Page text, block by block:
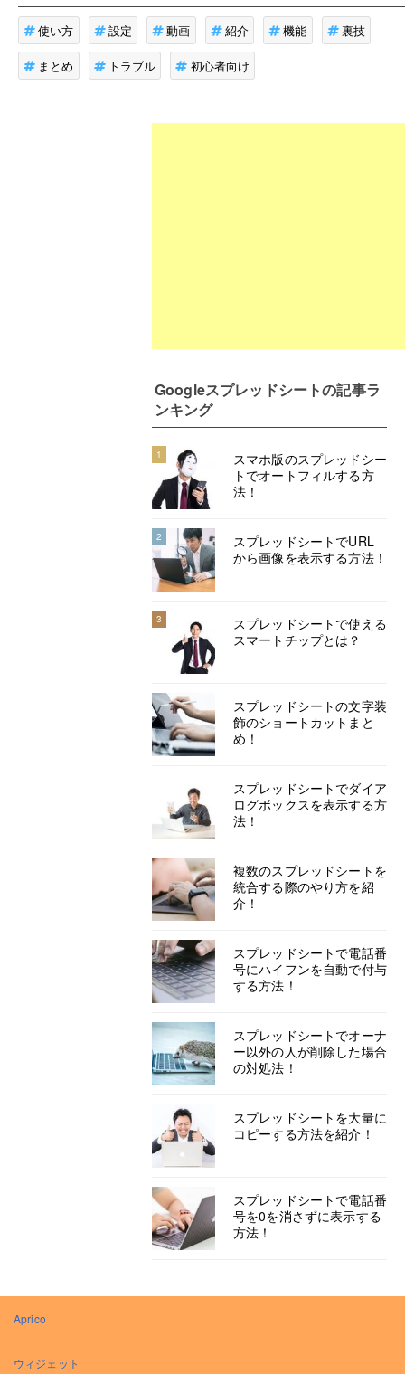
使い方 設定 動画 紹介 機能 裏技
まとめ トラブル 初心者向け
Googleスプレッドシートの記事ラ
ンキング
1
スマホ版のスプレッドシー
トでオートフィルする方
法！
2
スプレッドシートでURL
から画像を表示する方法！
3
スプレッドシートで使える
スマートチップとは？
スプレッドシートの文字装
飾のショートカットまと
め！
スプレッドシートでダイア
ログボックスを表示する方
法！
複数のスプレッドシートを
統合する際のやり方を紹
介！
スプレッドシートで電話番
号にハイフンを自動で付与
する方法！
スプレッドシートでオーナ
ー以外の人が削除した場合
の対処法！
スプレッドシートを大量に
コピーする方法を紹介！
スプレッドシートで電話番
号を0を消さずに表示する
方法！
Aprico
ウィジェット